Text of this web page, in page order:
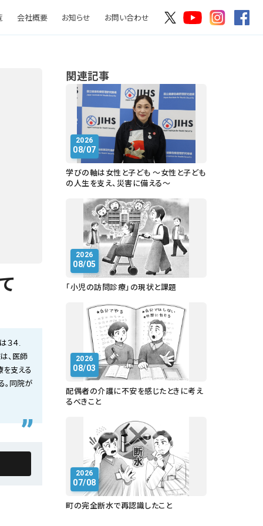
会社概要 お知らせ お問い合わせ
３４.
、医師
支える
。同院が
関連記事
2026
08/07
学びの軸は女性と子ども ～女性と子ども
の人生を支え、災害に備える～
2026
08/05
「小児の訪問診療」の現状と課題
2026
08/03
配偶者の介護に不安を感じたときに考え
るべきこと
2026
07/08
町の完全断水で再認識したこと